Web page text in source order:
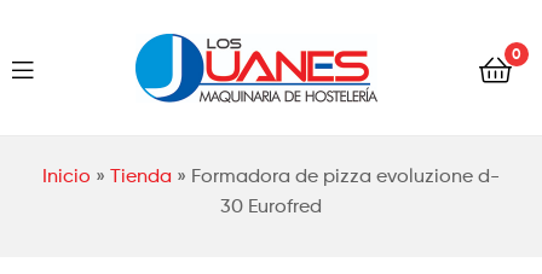
Los
0
Inicio » Tienda » Formadora de pizza evoluzione d-
30 Eurofred
Los